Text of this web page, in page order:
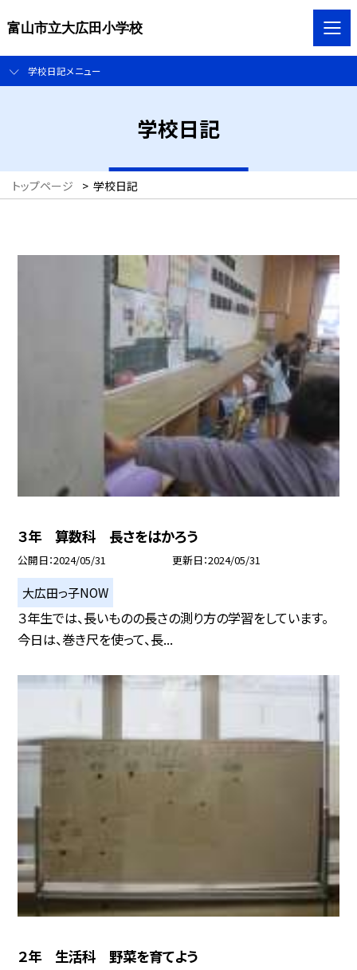
富山市立大広田小学校
学校日記メニュー
学校日記
トップページ > 学校日記
３年 算数科 長さをはかろう
公開日 2024/05/31 更新日 2024/05/31
大広田っ子NOW
３年生では、長いものの長さの測り方の学習をしています。
今日は、巻き尺を使って、長...
２年 生活科 野菜を育てよう